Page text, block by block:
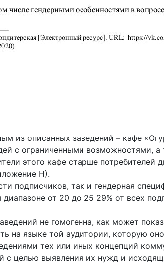
из описанных заведений – кафе
с ограниченными возможностями,
этого кафе старше
Н).
подписчиков, так и гендерная
от 20 до 25 29% от всех
не гомогенна, как может
на языке той аудитории, которую
тех или иных концепций
с целью выявления их нужд и